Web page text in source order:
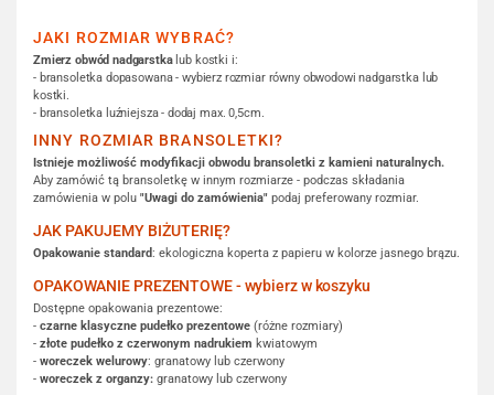
JAKI ROZMIAR WYBRAĆ?
Zmierz obwód nadgarstkalub kostki i:
- bransoletka dopasowana - wybierz rozmiar równy obwodowi nadgarstka lub
kostki.
- bransoletka luźniejsza - dodaj max. 0,5cm.
INNY ROZMIAR BRANSOLETKI?
Istnieje możliwość modyfikacji obwodu bransoletki z kamieni naturalnych.
Aby zamówić tą bransoletkę w innym rozmiarze - podczas składania
zamówienia w polu "Uwagi do zamówienia" podaj preferowany rozmiar.
JAK PAKUJEMY BIŻUTERIĘ?
Opakowanie standard: ekologiczna koperta z papieru w kolorze jasnego brązu.
OPAKOWANIE PREZENTOWE - wybierz w koszyku
Dostępne opakowania prezentowe:
- czarne klasyczne pudełko prezentowe (różne rozmiary)
- złote pudełko z czerwonym nadrukiem kwiatowym
- woreczek welurowy: granatowy lub czerwony
- woreczek z organzy: granatowy lub czerwony